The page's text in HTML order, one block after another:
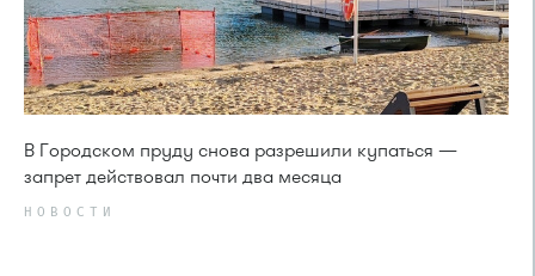
В Городском пруду снова разрешили купаться —
запрет действовал почти два месяца
НОВОСТИ